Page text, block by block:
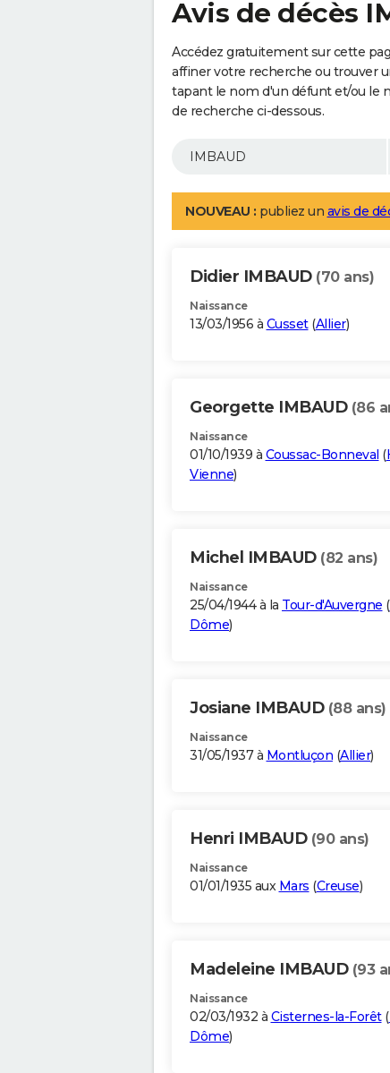
Avis de décès
Accédez gratuitement sur cette
affiner votre recherche ou trouver
tapant le nom d'un défunt et/ou le
de recherche ci-dessous.
NOUVEAU : publiez un avis de
Didier IMBAUD (70 ans)
Naissance
13/03/1956 à Cusset(Allier)
Georgette IMBAUD (86
Naissance
01/10/1939 à Coussac-Bonneval (
Vienne)
Michel IMBAUD (82 ans)
Naissance
25/04/1944 à la Tour-d'Auvergne (
Dôme)
Josiane IMBAUD (88 ans)
Naissance
31/05/1937 à Montluçon (Allier)
Henri IMBAUD (90 ans)
Naissance
01/01/1935 aux Mars (Creuse)
Madeleine IMBAUD (93
Naissance
02/03/1932 à Cisternes-la-Forêt(
Dôme)